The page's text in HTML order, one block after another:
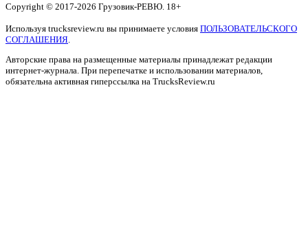
Copyright © 2017-2026 Грузовик-РЕВЮ. 18+
Используя trucksreview.ru вы принимаете условия ПОЛЬЗОВАТЕЛЬСКОГО
СОГЛАШЕНИЯ
Авторские права на размещенные материалы принадлежат редакции
интернет-журнала. При перепечатке и использовании материалов,
обязательна активная гиперссылка на TrucksReview.ru